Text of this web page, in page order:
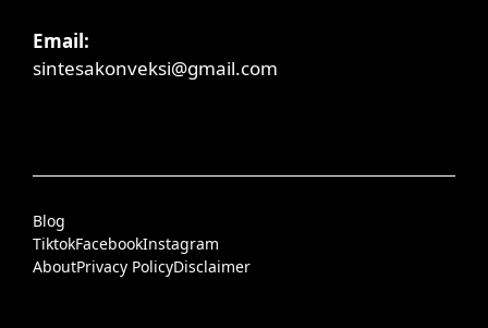
Email:
sintesakonveksi@gmail.com
Blog
TiktokFacebookInstagram
AboutPrivacy PolicyDisclaimer